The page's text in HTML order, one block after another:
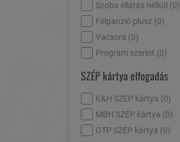
Szoba ellátás nélkül (0)
Félpanzió plusz (0)
Vacsora (0)
Program szerint (0)
SZÉP kártya elfogadás
K&H SZÉP kártya (0)
MBH SZÉP kártya (0)
OTP SZÉP kártya (0)